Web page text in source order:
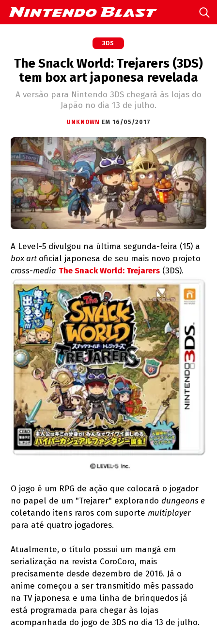
3DS
The Snack World: Trejarers (3DS)
tem box art japonesa revelada
A versão para Nintendo 3DS chegará às lojas do
Japão no dia 13 de julho.
UNKNOWN EM 16/05/2017
A Level-5 divulgou na última segunda-feira (15) a
box art oficial japonesa de seu mais novo projeto
cross-media The Snack World: Trejarers (3DS).
O jogo é um RPG de ação que colocará o jogador
no papel de um "Trejarer" explorandodungeons e
coletando itens raros com suporte multiplayer
para até quatro jogadores.
Atualmente, o título possui um mangá em
serialização na revista CoroCoro, mais
precisamente desde dezembro de 2016. Já o
anime começou a ser transmitido mês passado
na TV japonesa e uma linha de brinquedos já
está programada para chegar às lojas
acompanhada do jogo de 3DS no dia 13 de julho.